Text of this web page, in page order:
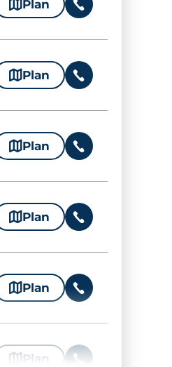
🗞 Plan 📞
🗞 Plan 📞
🗞 Plan 📞
🗞 Plan 📞
🗞Plan 📞
🗞Plan 📞